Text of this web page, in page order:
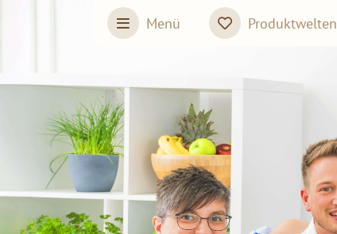
Skip to main content
Menü Produktwelten